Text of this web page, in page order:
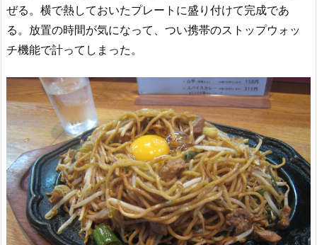
ぜる。横で熱しておいたプレートに盛り付けて完成であ
る。放置の時間が気になって、つい携帯のストップウォッ
チ機能で計ってしまった。